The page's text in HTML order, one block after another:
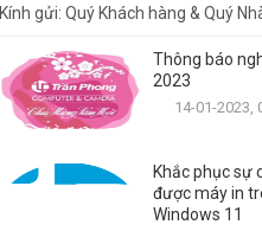
Kính gửi: Quý Khách hàng & Quý
Thông báo
2023
14-01-2023,
Khắc phục sự
được máy in
Windows 11